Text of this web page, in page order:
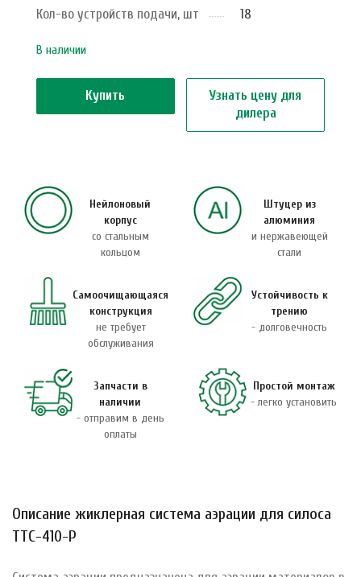
Кол-во устройств подачи, шт 18
В наличии
Купить
Узнать цену для
дилера
Нейлоновый
корпус
со стальным
кольцом
Штуцер из
алюминия
и нержавеющей
стали
Самоочищающаяся
конструкция
не требует
обслуживания
Устойчивость к
трению
- долговечность
Запчасти в
наличии
- отправим в день
оплаты
Простой монтаж
- легко установить
Описание жиклерная система аэрации для силоса
ТТС-410-Р